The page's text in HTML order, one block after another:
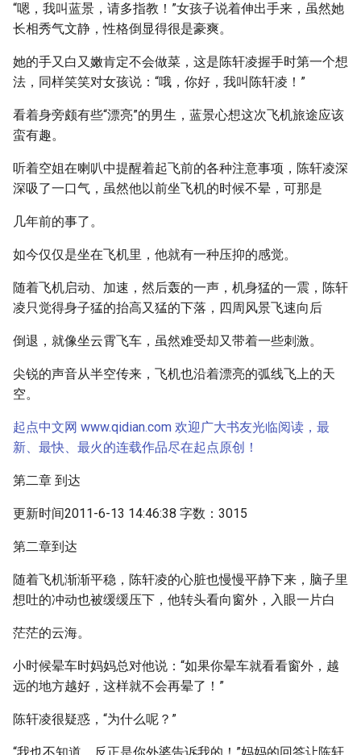
“嗯，我叫蓝景，请多指教！”女孩子说着伸出手来，虽然她
长相秀气文静，性格倒显得很是豪爽。
她的手又白又嫩肯定不会做菜，这是陈轩凌握手时第一个想
法，同样笑笑对女孩说：“哦，你好，我叫陈轩凌！”
看着身旁颇有些“漂亮”的男生，蓝景心想这次飞机旅途应该
蛮有趣。
听着空姐在喇叭中提醒着起飞前的各种注意事项，陈轩凌深
深吸了一口气，虽然他以前坐飞机的时候不晕，可那是
几年前的事了。
如今仅仅是坐在飞机里，他就有一种压抑的感觉。
随着飞机启动、加速，然后轰的一声，机身猛的一震，陈轩
凌只觉得身子猛的抬高又猛的下落，四周风景飞速向后
倒退，就像坐云霄飞车，虽然难受却又带着一些刺激。
尖锐的声音从半空传来，飞机也沿着漂亮的弧线飞上的天
空。
起点中文网 www.qidian.com 欢迎广大书友光临阅读，最
新、最快、最火的连载作品尽在起点原创！
第二章 到达
更新时间2011-6-13 14:46:38 字数：3015
第二章到达
随着飞机渐渐平稳，陈轩凌的心脏也慢慢平静下来，脑子里
想吐的冲动也被缓缓压下，他转头看向窗外，入眼一片白
茫茫的云海。
小时候晕车时妈妈总对他说：“如果你晕车就看看窗外，越
远的地方越好，这样就不会再晕了！”
陈轩凌很疑惑，“为什么呢？”